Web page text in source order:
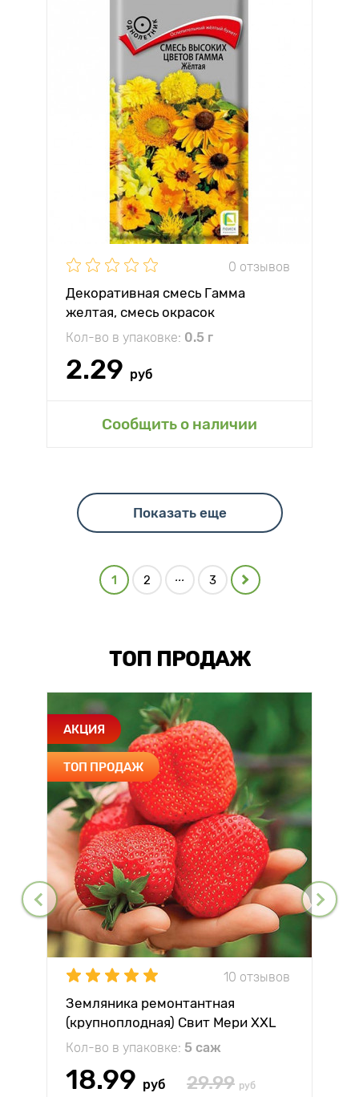
0 отзывов
Декоративная смесь Гамма
желтая, смесь окрасок
Кол-во в упаковке: 0.5 г
2.29 руб
Сообщить о наличии
Показать еще
1 2 ... 3
ТОП ПРОДАЖ
АКЦИЯ
ТОП ПРОДАЖ
10 отзывов
Земляника ремонтантная
(крупноплодная) Свит Мери XXL
Кол-во в упаковке: 5 саж
18.99 руб 29.99 руб